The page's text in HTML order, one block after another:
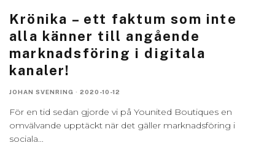
Krönika – ett faktum som inte
alla känner till angående
marknadsföring i digitala
kanaler!
JOHAN SVENRING · 2020-10-12
För en tid sedan gjorde vi på Younited Boutiques en
omvälvande upptäckt när det gäller marknadsföring i
sociala...